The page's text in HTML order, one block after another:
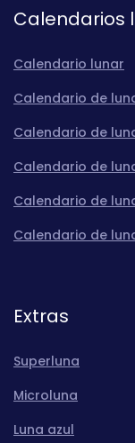
Calendarios
Calendario lunar
Calendario de
Calendario de
Calendario de
Calendario de
Calendario de
Extras
Superluna
Microluna
Luna azul